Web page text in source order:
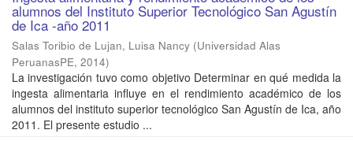
alumnos del Instituto Superior Tecnológico San Agustín
de Ica -año 2011
Salas Toribio de Lujan, Luisa Nancy (Universidad Alas
PeruanasPE, 2014)
La investigación tuvo como objetivo Determinar en qué medida la
ingesta alimentaria influye en el rendimiento académico de los
alumnos del instituto superior tecnológico San Agustín de Ica, año
2011. El presente estudio ...